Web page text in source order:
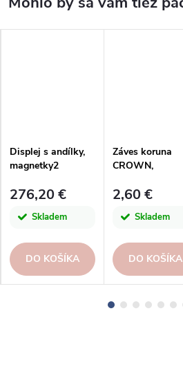
Displej s andílky,
magnetky2
276,20 €
Skladem
DO KOŠÍKA
Záves koruna
CROWN,
2,60 €
Skladem
DO KOŠÍKA